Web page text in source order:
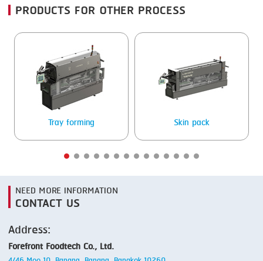
SMOKING
STEAMING
TRAY DENESTER
TRAY FORMING
TUMBLING
VACUUM PACKING
WASHING
PRODUCTS FOR OTHER PROCESS
Tray forming Skin pack
NEED MORE INFORMATION
CONTACT US
Address:
Forefront Foodtech Co., Ltd.